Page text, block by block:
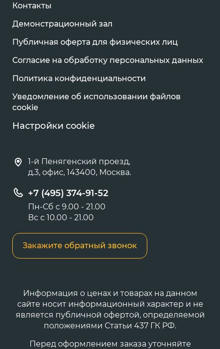
Контакты
Демонстрационный зал
Публичная оферта для физических лиц
Согласие на обработку персональных данных
Политика конфиденциальности
Уведомление об использовании файлов
cookie
Настройки cookie
1-й Пенягенский проезд,
д.3, офис, 143400, Москва.
+7 (495) 374-91-52
Пн-Сб с 9.00 - 21.00
Вс с 10.00 - 21.00
Закажите обратный звонок
Информация о ценах и товарах на данном
сайте носит информационный характер и не
является публичной офертой, определяемой
положениями Статьи 437 ГК РФ.
Перед оформлением заказа уточняйте